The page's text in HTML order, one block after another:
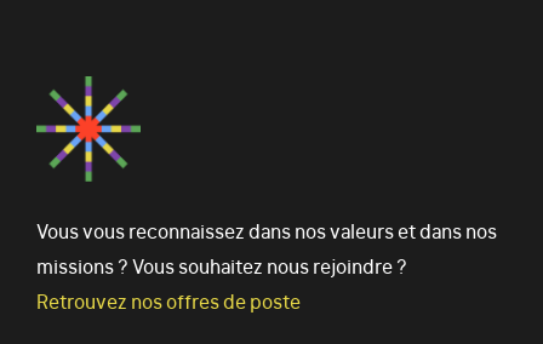
Vous vous reconnaissez dans nos valeurs et dans nos
missions ? Vous souhaitez nous rejoindre ?
Retrouvez nos offres de poste